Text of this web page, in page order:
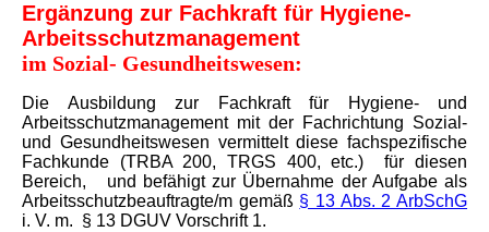
Ergänzung zur Fachkraft für Hygiene-
Arbeitsschutzmanagement
im Sozial- Gesundheitswesen:
Die Ausbildung zur Fachkraft für Hygiene- und
Arbeitsschutzmanagement mit der Fachrichtung Sozial-
und Gesundheitswesen vermittelt diese fachspezifische
Fachkunde (TRBA 200, TRGS 400, etc.) für diesen
Bereich, und befähigt zur Übernahme der Aufgabe als
Arbeitsschutzbeauftragte/m gemäß § 13 Abs. 2 ArbSchG
i. V. m. § 13 DGUV Vorschrift 1.